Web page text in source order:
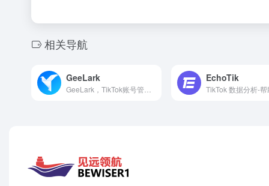
相关导航
GeeLark EchoTik